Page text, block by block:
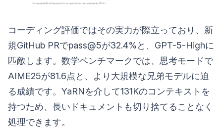
コーディング評価ではその実力が際立っており、新
規GitHub PRでpass@5が32.4%と、GPT-5-Highに
匹敵します。数学ベンチマークでは、思考モードで
AIME25が81.6点と、より大規模な兄弟モデルに迫
る成績です。YaRNを介して131Kのコンテキストを
持つため、長いドキュメントも切り捨てることなく
処理できます。